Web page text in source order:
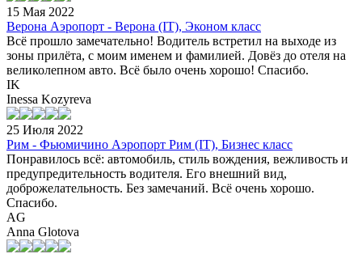
15 Мая 2022
Верона Аэропорт - Верона (IT), Эконом класс
Всё прошло замечательно! Водитель встретил на выходе из
зоны прилёта, с моим именем и фамилией. Довёз до отеля на
великолепном авто. Всё было очень хорошо! Спасибо.
IK
Inessa Kozyreva
25 Июля 2022
Рим - Фьюмичино Аэропорт Рим (IT), Бизнес класс
Понравилось всё: автомобиль, стиль вождения, вежливость и
предупредительность водителя. Его внешний вид,
доброжелательность. Без замечаний. Всё очень хорошо.
Спасибо.
AG
Anna Glotova